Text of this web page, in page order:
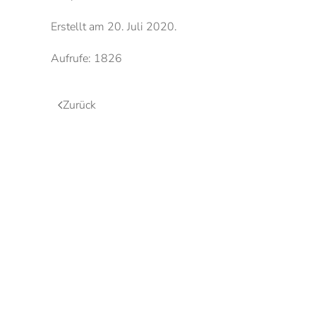
Erstellt am 20. Juli 2020.
Aufrufe: 1826
Zurück